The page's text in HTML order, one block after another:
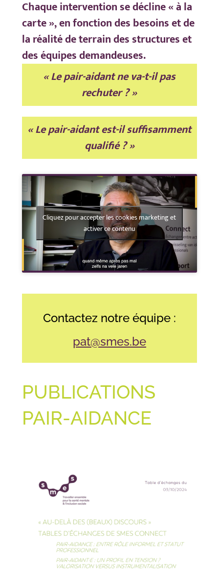
Chaque intervention se décline « à la
carte », en fonction des besoinset de
la réalité de terraindes structures et
des équipes demandeuses.
« Le pair-aidant ne va-t-il pas
rechuter ? »
« Le pair-aidant est-il suffisamment
qualifié ? »
Cliquez pour accepter les cookies marketing et
activer ce contenu
Contactez notre équipe :
pat@smes.be
PUBLICATIONS
PAIR-AIDANCE